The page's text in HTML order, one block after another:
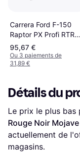
Carrera Ford F-150
Raptor PX Profi RTR
370183017
95,67 €
Ou 3 paiements de
31,89 €
Détails du
Le prix le plus bas
Rouge Noir
actuellement de
magasins.